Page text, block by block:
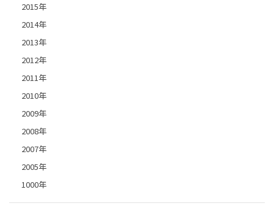
2015年
2014年
2013年
2012年
2011年
2010年
2009年
2008年
2007年
2005年
1000年